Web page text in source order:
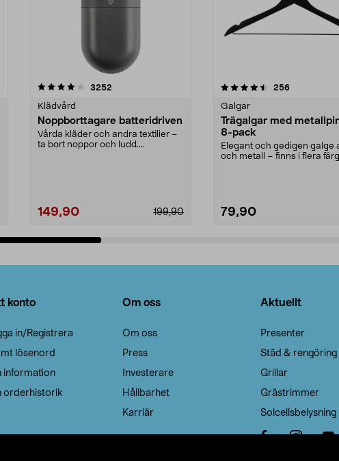
3252
Klädvård
Noppborttagare batteridriven
Vårda kläder och andra textilier –
ta bort noppor och ludd.
199,90
149,90
4.5av 5 stjärnor 256recensioner
Galgar
Trägalgar med
8-pack
Elegant och gedigen galge
och metall – finns i flera
79,90
4.0av 5 stjärnor
konto
in/Registrera
lösenord
information
orderhistorik
Om oss
Om oss
Press
Investerare
Hållbarhet
Karriär
Aktuellt
Presenter
Städ & rengöring
Grillar
Grästrimmer
Solcellsbelysning